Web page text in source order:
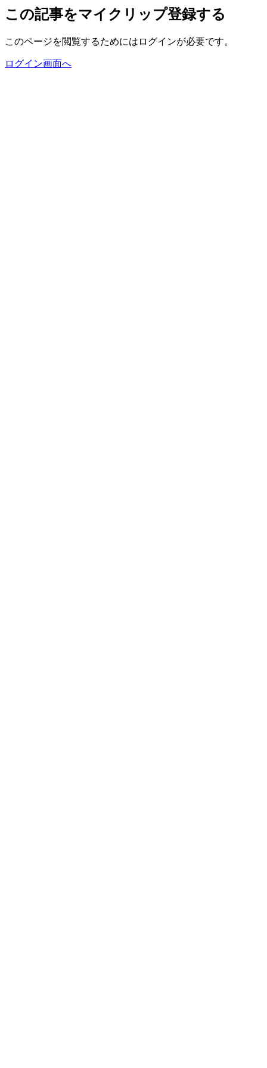
この記事をマイクリップ登録する
このページを閲覧するためにはログインが必要です。
ログイン画面へ